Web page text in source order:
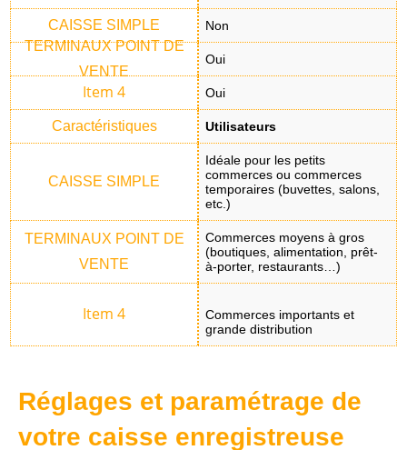
Non
Oui
Oui
Utilisateurs
Idéale pour les petits
commerces ou commerces
temporaires (buvettes, salons,
etc.)
Commerces moyens à gros
(boutiques, alimentation, prêt-
à-porter, restaurants…)
Commerces importants et
grande distribution
Réglages et paramétrage de
votre caisse enregistreuse